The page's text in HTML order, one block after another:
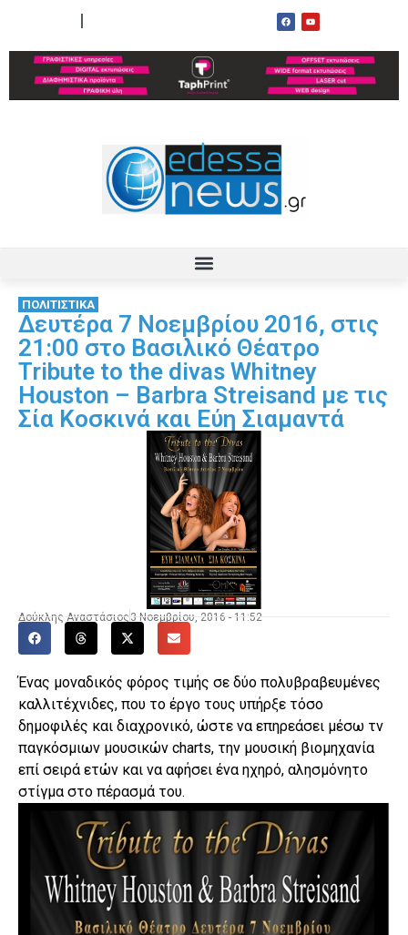
ΠΟΛΙΤΙΣΤΙΚΑ
Δευτέρα 7 Νοεμβρίου 2016, στις
21:00 στο Βασιλικό Θέατρο
Tribute to the divas Whitney
Houston – Barbra Streisand με τις
Σία Κοσκινά και Εύη Σιαμαντά
Δούκλης Αναστάσιος 3 Νοεμβρίου, 2016 - 11:52
Ένας μοναδικός φόρος τιμής σε δύο πολυβραβευμένες
καλλιτέχνιδες, που το έργο τους υπήρξε τόσο
δημοφιλές και διαχρονικό, ώστε να επηρεάσει μέσω τν
παγκόσμιων μουσικών charts, την μουσική βιομηχανία
επί σειρά ετών και να αφήσει ένα ηχηρό, αλησμόνητο
στίγμα στο πέρασμά του.